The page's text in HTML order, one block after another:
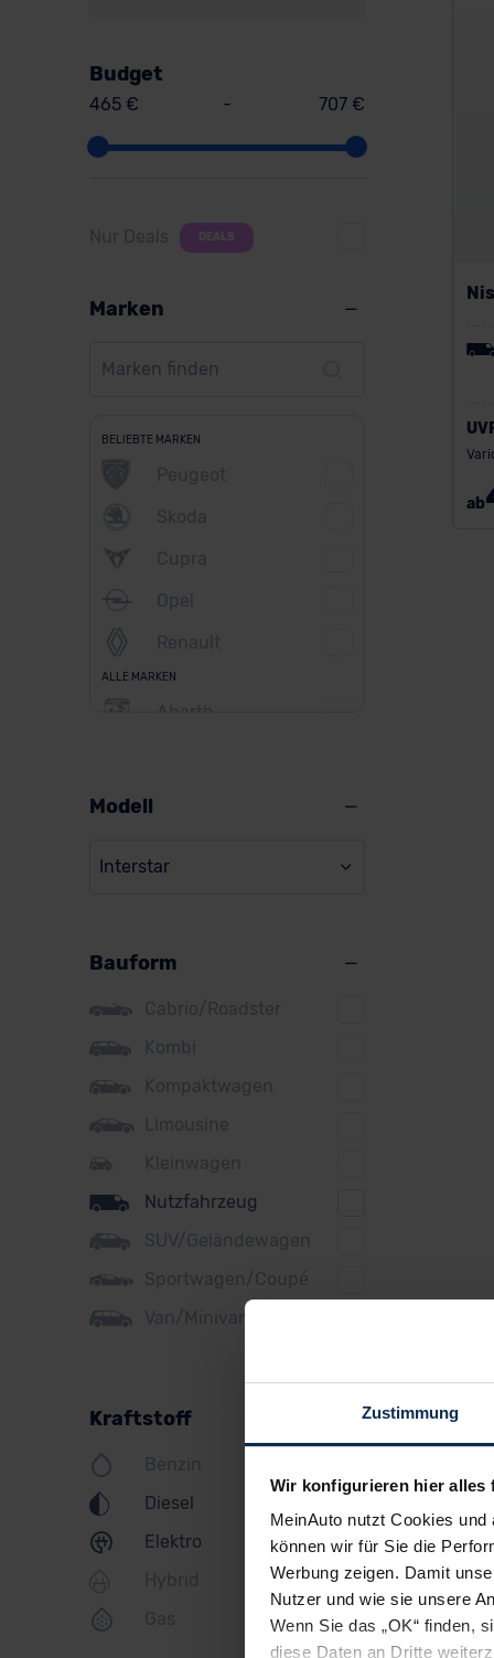
Zustimmung
Wir konfigurieren hier alles
MeinAuto nutzt Cookies
können wir für Sie die
Werbung zeigen. Damit
Nutzer und wie sie unsere
Wenn Sie das „OK“ finden,
diese Daten an Dritte
Budget
465 € - 707 €
Nur Deals DEALS
Marken
BELIEBTE MARKEN
Peugeot
Skoda
Cupra
Opel
Renault
ALLE MARKEN
Abarth
BMW
Citroen
Cupra
DS
Dacia
Fiat
Ford
Honda
Land Rover
Lexus
MINI
Mazda
Mercedes
Mitsubishi
Modell
Interstar
Bauform
Cabrio/Roadster
Kombi
Kompaktwagen
Limousine
Kleinwagen
Nutzfahrzeug
SUV/Geländewagen
Sportwagen/Coupé
Van/Minivan
Kraftstoff
Benzin
Diesel
Elektro
Hybrid
Gas
ab